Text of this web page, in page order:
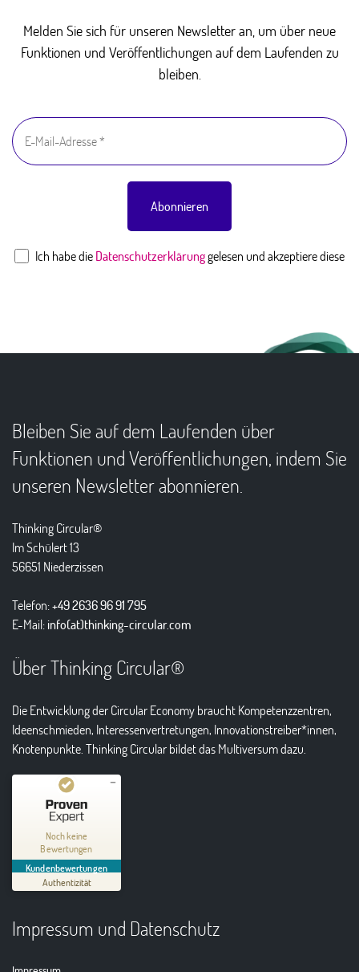
Melden Sie sich für unseren Newsletter an, um über neue
Funktionen und Veröffentlichungen auf dem Laufenden zu
bleiben.
Ich habe dieDatenschutzerklärunggelesen und akzeptiere diese
Bleiben Sie auf dem Laufenden über
Funktionen und Veröffentlichungen, indem Sie
unseren Newsletter abonnieren.
Thinking Circular®
Im Schülert 13
56651 Niederzissen
Telefon:+49 2636 96 91 795
E-Mail:info(at)thinking-circular.com
Über Thinking Circular®
Die Entwicklung der Circular Economy braucht Kompetenzzentren,
Ideenschmieden, Interessenvertretungen, Innovationstreiber*innen,
Knotenpunkte. Thinking Circular bildet das Multiversum dazu.
Noch keine
Bewertungen
Kundenbewertungen
Authentizität
Kundenbewertungen und Erfahrungen zu
Thinking Circular® Niederzissen
MANGELHAFT
Erfahren Sie mehr über dieses Bewertungssiegel
Impressum und Datenschutz